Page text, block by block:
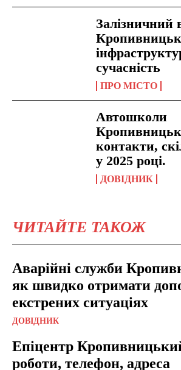
Залізничний
сучасність
ПРО МІСТО
Автошколи
контакти,
у 2025 році.
ДОВІДНИК
ЧИТАЙТЕ ТАКОЖ
Аварійні служби
як швидко отримати
екстрених ситуаціях
ДОВІДНИК
Епіцентр
роботи, телефон, адреса